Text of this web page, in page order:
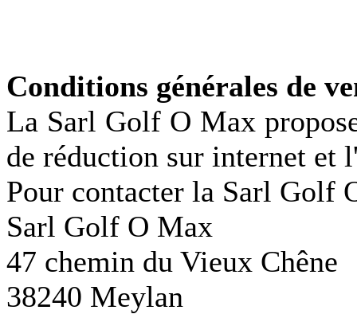
Conditions générales de
La Sarl Golf O Max
de réduction sur internet et
Pour contacter la Sarl Golf
Sarl Golf O Max
47 chemin du Vieux Chêne
38240 Meylan